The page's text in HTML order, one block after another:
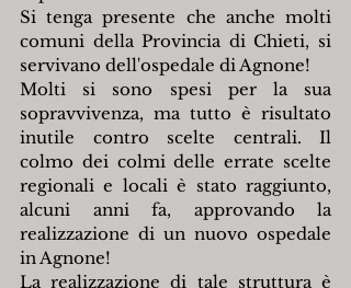
Si tenga presente che anche molti
comuni della Provincia di Chieti, si
servivano dell'ospedale di Agnone!
Molti si sono spesi per la sua
sopravvivenza, ma tutto è risultato
inutile contro scelte centrali. Il
colmo dei colmi delle errate scelte
regionali e locali è stato raggiunto,
alcuni anni fa, approvando la
realizzazione di un nuovo ospedale
in Agnone!
La realizzazione di tale struttura è